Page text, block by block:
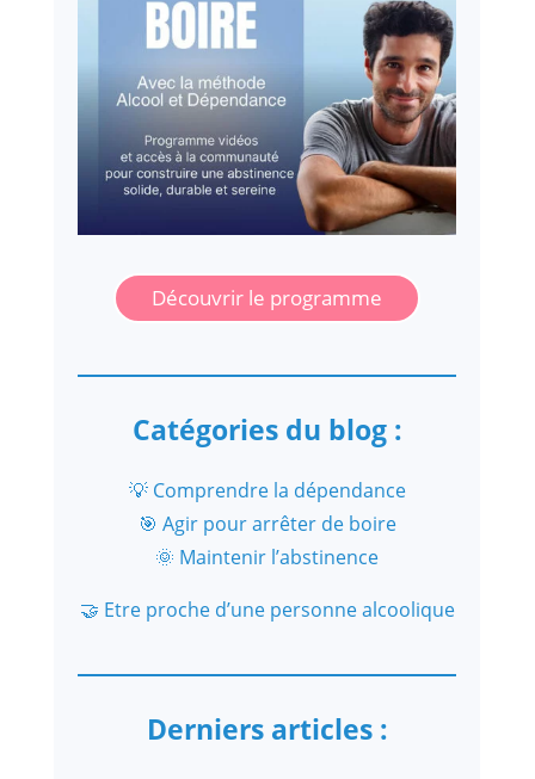
Découvrir le programme
Catégories du blog :
💡 Comprendre la dépendance
🎯 Agir pour arrêter de boire
🌞 Maintenir l’abstinence
🤝 Etre proche d’une personne alcoolique
Derniers articles :